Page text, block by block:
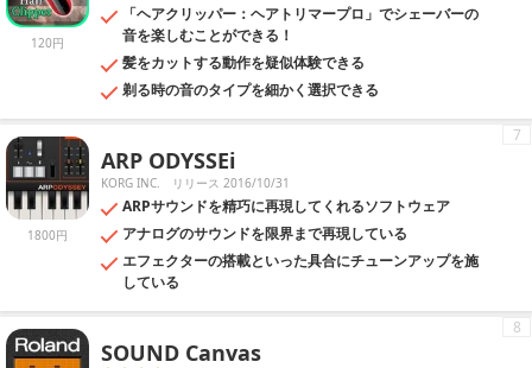
120円
「ヘアクリッパー：ヘアトリマープロ」でシェーバーの
音を楽しむことができる！
髪をカットする動作を疑似体験できる
剃る時の音のタイプを細かく選択できる
1800円
ARP ODYSSEi
KORG INC. リリース 2016/10/31
ARPサウンドを精巧に再現してくれるソフトウェア
アナログのサウンドを限界まで再現している
エフェクターの搭載といった具合にチューンアップを施
している
7
SOUND Canvas
8